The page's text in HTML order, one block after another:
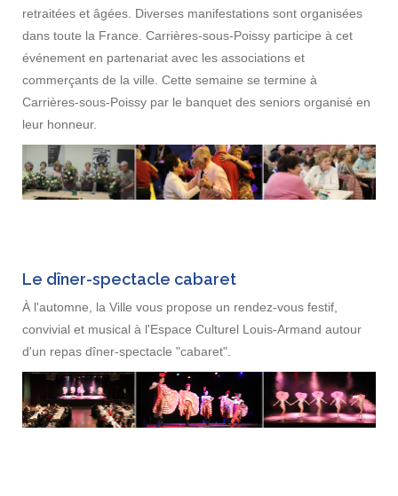
retraitées et âgées. Diverses manifestations sont organisées
dans toute la France. Carrières-sous-Poissy participe à cet
événement en partenariat avec les associations et
commerçants de la ville. Cette semaine se termine à
Carrières-sous-Poissy par le banquet des seniors organisé en
leur honneur.
Le dîner-spectacle cabaret
À l'automne, la Ville vous propose un rendez-vous festif,
convivial et musical à l'Espace Culturel Louis-Armand autour
d'un repas dîner-spectacle "cabaret".